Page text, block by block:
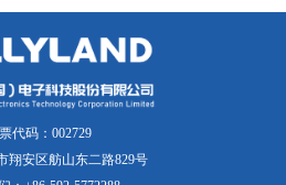
代码：002729
翔安区舫山东二路829号